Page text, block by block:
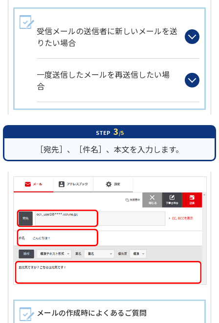
受信メールの送信者に新しいメールを送
りたい場合
一度送信したメールを再送信したい場
合
STEP 3/5
［宛先］、［件名］、本文を入力します。
メールの作成時によくあるご質問